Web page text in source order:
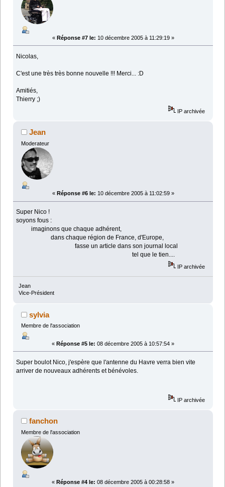
« Réponse #7 le: 10 décembre 2005 à 11:29:19 »
Nicolas,
C'est une très très bonne nouvelle !!! Merci... :D
Amitiés,
Thierry ;)
IP archivée
Jean
Moderateur
« Réponse #6 le: 10 décembre 2005 à 11:02:59 »
Super Nico !
soyons fous :
imaginons que chaque adhérent,
dans chaque région de France, d'Europe,
fasse un article dans son journal local
tel que le tien....
IP archivée
Jean
Vice-Président
sylvia
Membre de l'association
« Réponse #5 le: 08 décembre 2005 à 10:57:54 »
Super boulot Nico, j'espère que l'antenne du Havre verra bien vite
arriver de nouveaux adhérents et bénévoles.
IP archivée
fanchon
Membre de l'association
« Réponse #4 le: 08 décembre 2005 à 00:28:58 »